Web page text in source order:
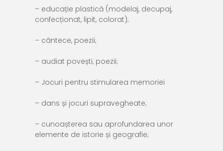
– educație plastică (modelaj, decupaj,
confecționat, lipit, colorat);
– cântece, poezii;
– audiat povești, poezii;
– Jocuri pentru stimularea memoriei
– dans și jocuri supravegheate;
– cunoașterea sau aprofundarea unor
elemente de istorie și geografie;